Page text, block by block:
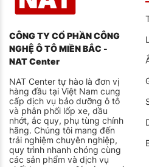
Ưu điểm nổi bật của loại
việc trong môi trường khắt
Mã ắc quy N100 của GS có
kiện làm việc khắc nghiệt mà
năng nhanh chóng, khác biệt
thường. Những ưu điểm chính
Duy trì dòng khởi động
ngay cả khi nhiệt độ
động dễ dàng vào sáng sớm
Chịu được rung lắc mạnh
cấu tấm cực được gia cố
CÔNG TY CỔ PHẦN CÔNG
NGHỆ Ô TÔ MIỀN BẮC -
NAT Center
NAT Center tự hào là đơn vị
hàng đầu tại Việt Nam cung
cấp dịch vụ bảo dưỡng ô tô
và phân phối lốp xe, dầu
nhớt, ắc quy, phụ tùng chính
hãng. Chúng tôi mang đến
trải nghiệm chuyên nghiệp,
quy trình nhanh chóng cùng
các sản phẩm và dịch vụ